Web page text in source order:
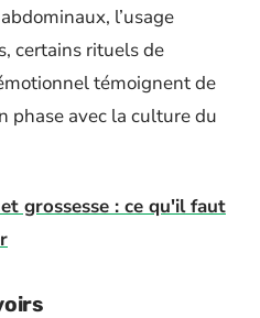
l’usage
certains rituels de
témoignent de
phase avec la culture du
grossesse : ce qu'il faut